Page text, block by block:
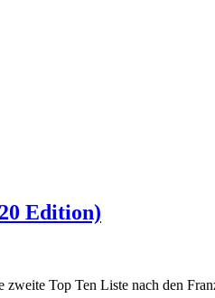
Edition)
Top Ten Liste nach den